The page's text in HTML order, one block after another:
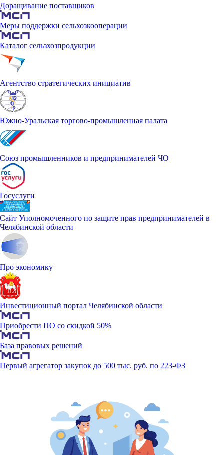
Доращивание поставщиков
Меры поддержки сельхозкооперации
Каталог сельзхозпродукции
Агентство стратегических инициатив
Южно-Уральская торгово-промышленная палата
Союз промышленников и предпринимателей ЧО
Госуслуги
Сайт Уполномоченного по защите прав предпринимателей в
Челябинской области
Про экономику
Инвестиционный портал Челябинской области
Приобрести ПО со скидкой 50%
База правовых решений
Первый агрегатор закупок до 500 тыс. руб. по 223-ФЗ